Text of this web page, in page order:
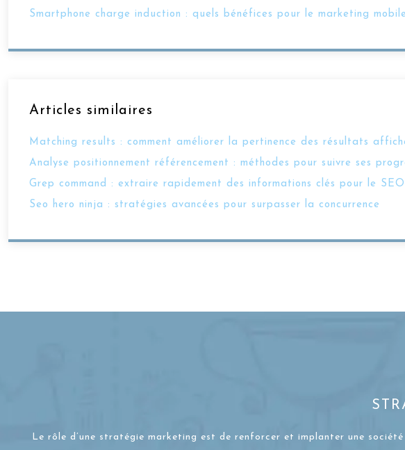
Smartphone charge induction : quels bénéfices pour le marketing
Articles similaires
Matching results : comment améliorer la pertinence des résultats
Analyse positionnement référencement : méthodes pour suivre ses
Grep command : extraire rapidement des informations clés pour le SEO
Seo hero ninja : stratégies avancées pour surpasser la concurrence
Le rôle d’une stratégie marketing est de renforcer et implanter une